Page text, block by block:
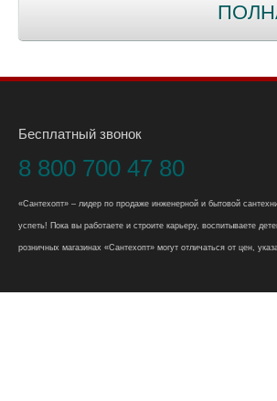
Бесплатный звонок
8 800 700 47 80
«Сантехопт» – лидер по продаже инженерной и бытовой
успеть! Пока вы работаете и строите карьеру, воспитываете
розничных магазинах «Сантехопт» могут отличаться от цен,